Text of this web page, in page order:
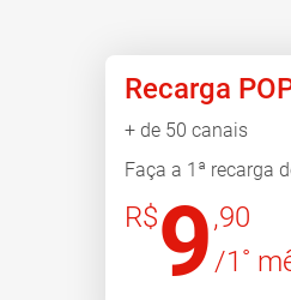
Recarga
+ de 50 canais
Faça a 1ª recarga
R$9,90
/1˚